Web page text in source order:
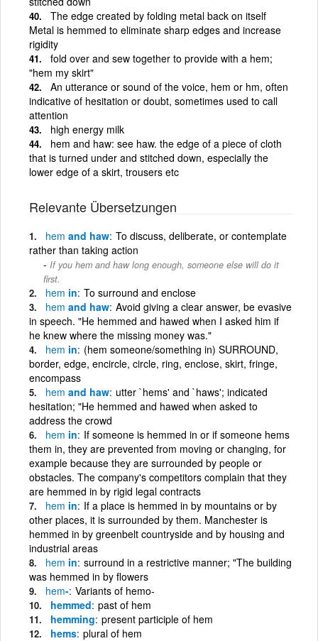
The edge created by folding metal back on itself
Metal is hemmed to eliminate sharp edges and increase
rigidity
fold over and sew together to provide with a hem;
"hem my skirt"
An utterance or sound of the voice, hem or hm, often
indicative of hesitation or doubt, sometimes used to call
attention
high energy milk
hem and haw: see haw. the edge of a piece of cloth
that is turned under and stitched down, especially the
lower edge of a skirt, trousers etc
Relevante Übersetzungen
hem and haw To discuss, deliberate, or contemplate
rather than taking action
If you hem and haw long enough, someone else will do it
first.
hem in To surround and enclose
hem and haw Avoid giving a clear answer, be evasive
in speech. "He hemmed and hawed when I asked him if
he knew where the missing money was."
hem in (hem someone/something in) SURROUND,
border, edge, encircle, circle, ring, enclose, skirt, fringe,
encompass
hem and haw utter `hems' and `haws'; indicated
hesitation; "He hemmed and hawed when asked to
address the crowd
hem in If someone is hemmed in or if someone hems
them in, they are prevented from moving or changing, for
example because they are surrounded by people or
obstacles. The company's competitors complain that they
are hemmed in by rigid legal contracts
hem in If a place is hemmed in by mountains or by
other places, it is surrounded by them. Manchester is
hemmed in by greenbelt countryside and by housing and
industrial areas
hem in surround in a restrictive manner; "The building
was hemmed in by flowers
hem- Variants of hemo-
hemmed past of hem
hemming present participle of hem
hems plural of hem